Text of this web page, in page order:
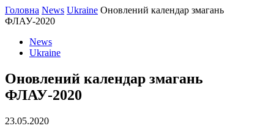
Головна News Ukraine Оновлений календар змагань
ФЛАУ-2020
News
Ukraine
Оновлений календар змагань
ФЛАУ-2020
23.05.2020